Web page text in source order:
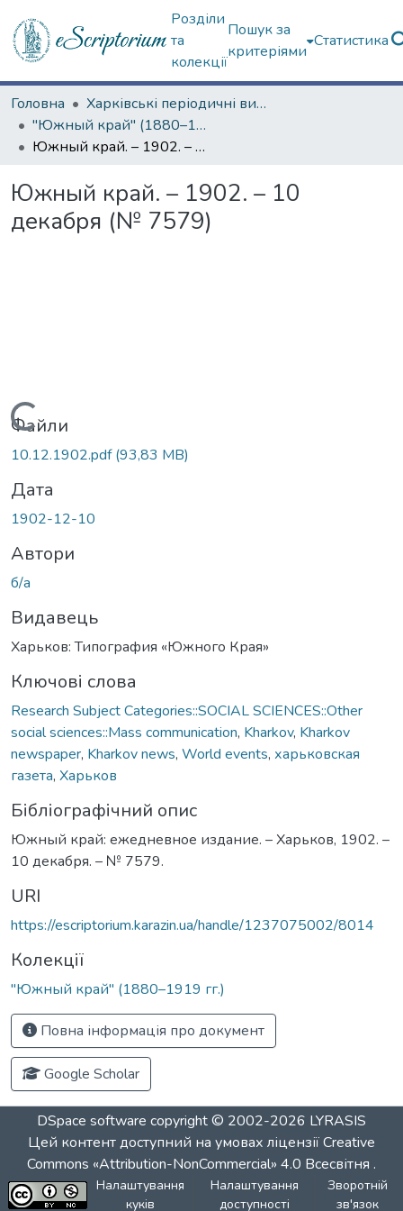
Розділи
та
колекції
Пошук за
критеріями
Статистика
Головна
Харківські періодичні видання
"Южный край" (1880–1919 гг.)
Южный край. – 1902. – 10 декабря (№ 7579)
Южный край. – 1902. – 10
декабря (№ 7579)
Вантажиться...
Файли
10.12.1902.pdf(93,83 MB)
Дата
1902-12-10
Автори
б/а
Видавець
Харьков: Типография «Южного Края»
Ключові слова
Research Subject Categories::SOCIAL SCIENCES::Other
social sciences::Mass communication, Kharkov, Kharkov
newspaper, Kharkov news, World events, харьковская
газета, Харьков
Бібліографічний опис
Южный край: ежедневное издание. – Харьков, 1902. –
10 декабря. – № 7579.
URI
https://escriptorium.karazin.ua/handle/1237075002/8014
Колекції
"Южный край" (1880–1919 гг.)
Повна інформація про документ
Google Scholar
DSpace software copyright © 2002-2026 LYRASIS
Цей контент доступний на умовах ліцензіїCreative
Commons «Attribution-NonCommercial» 4.0 Всесвітня .
Налаштування
куків
Налаштування
доступності
Зворотній
зв'язок